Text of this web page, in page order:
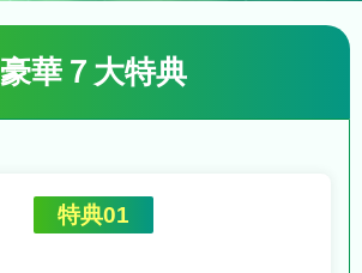
豪華７大特典
特典01